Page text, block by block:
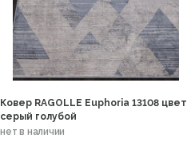
Ковер RAGOLLE Euphoria 13108 цвет
серый голубой